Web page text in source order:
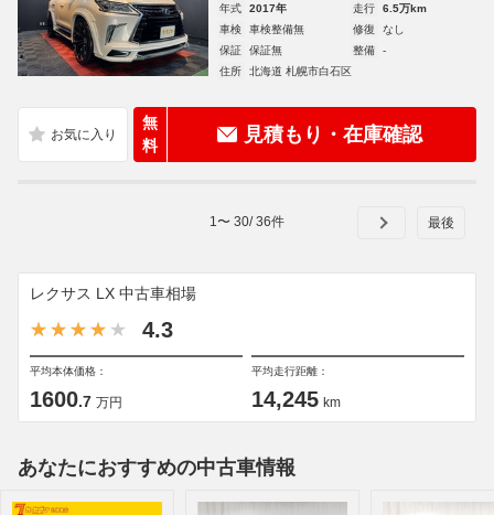
年式 2017年 走行
6.5万km
車検
車検整備無 修復
なし
保証
保証無 整備
-
住所
北海道 札幌市白石区
無
料
見積もり・在庫確認
1〜 30/36件
レクサス LX 中古車相場
4.3
平均本体価格：
1600.7 万円
平均走行距離：
14,245 km
あなたにおすすめの中古車情報